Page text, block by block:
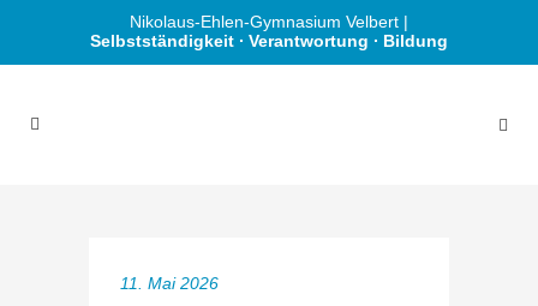
Nikolaus-Ehlen-Gymnasium Velbert |
Selbstständigkeit ∙ Verantwortung ∙ Bildung
11. Mai 2026